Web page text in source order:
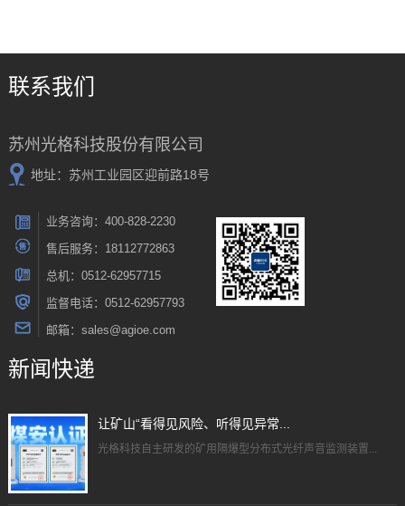
联系我们
苏州光格科技股份有限公司
地址：苏州工业园区迎前路18号
业务咨询：400-828-2230
售后服务：18112772863
总机：0512-62957715
监督电话：0512-62957793
邮箱：sales@agioe.com
新闻快递
让矿山“看得见风险、听得见异常...
光格科技自主研发的矿用隔爆型分布式光纤声音监测装置...